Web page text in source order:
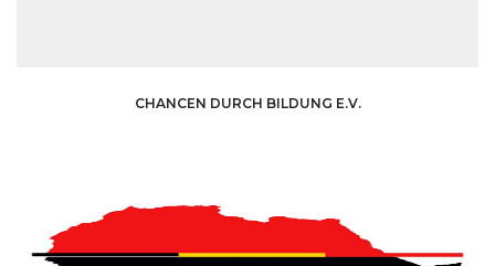
CHANCEN DURCH BILDUNG E.V.